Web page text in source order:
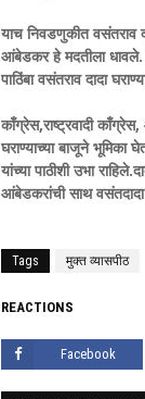
याच निवडणुकीत वसंतराव
आंबेडकर हे मदतीला धावले.
पाठिंबा वसंतराव दादा
काँग्रेस,राष्ट्रवादी
घराण्याच्या बाजूने भूमिका
यांच्या पाठीशी उभा
आंबेडकरांची साथ
Tags मुक्त व्यासपीठ
REACTIONS
Facebook